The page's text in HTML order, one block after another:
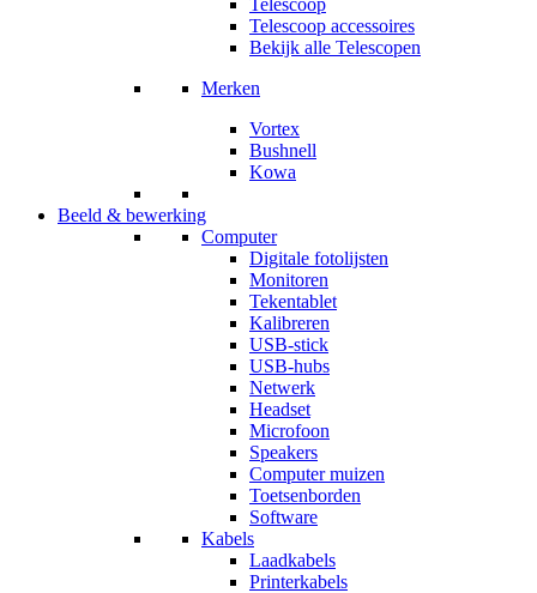
Telescoop
Telescoop accessoires
Bekijk alle Telescopen
Merken
Vortex
Bushnell
Kowa
Beeld & bewerking
Computer
Digitale fotolijsten
Monitoren
Tekentablet
Kalibreren
USB-stick
USB-hubs
Netwerk
Headset
Microfoon
Speakers
Computer muizen
Toetsenborden
Software
Kabels
Laadkabels
Printerkabels